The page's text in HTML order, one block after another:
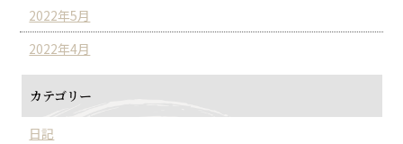
2022年5月
2022年4月
カテゴリー
日記